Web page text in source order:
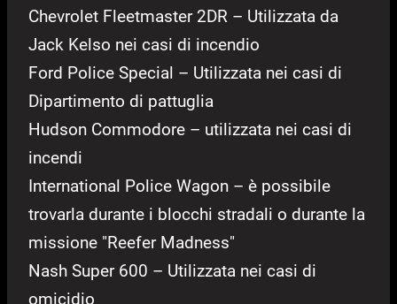
Chevrolet Fleetmaster 2DR – Utilizzata da
Jack Kelso nei casi di incendio
Ford Police Special – Utilizzata nei casi di
Dipartimento di pattuglia
Hudson Commodore – utilizzata nei casi di
incendi
International Police Wagon – è possibile
trovarla durante i blocchi stradali o durante la
missione "Reefer Madness"
Nash Super 600 – Utilizzata nei casi di
omicidio